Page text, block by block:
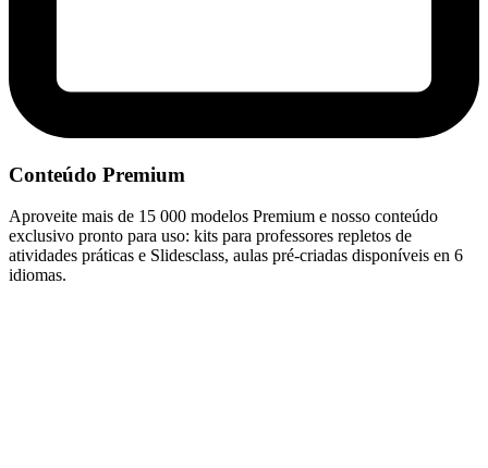
Conteúdo Premium
Aproveite mais de 15 000 modelos Premium e nosso conteúdo
exclusivo pronto para uso: kits para professores repletos de
atividades práticas e Slidesclass, aulas pré-criadas disponíveis en 6
idiomas.